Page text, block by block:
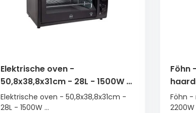
Elektrische oven -
50,8x38,8x31cm - 28L - 1500W -
roterend spit
Elektrische oven - 50,8x38,8x31cm -
28L - 1500W ...
Föhn
Föhn